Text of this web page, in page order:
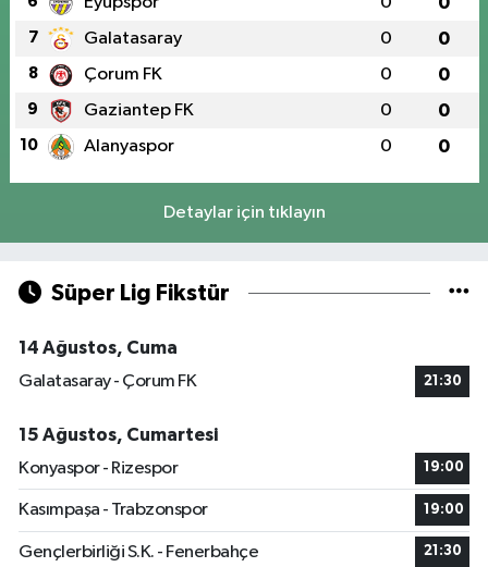
7 Galatasaray 0 0
8 Çorum FK 0 0
9 Gaziantep FK 0 0
10 Alanyaspor 0 0
Detaylar için tıklayın
Süper Lig Fikstür
14 Ağustos, Cuma
Galatasaray - Çorum FK
21:30
15 Ağustos, Cumartesi
Konyaspor - Rizespor
19:00
Kasımpaşa - Trabzonspor 19:00
Gençlerbirliği S.K. - Fenerbahçe 21:30